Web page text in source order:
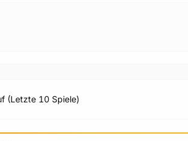
(Letzte 10 Spiele)